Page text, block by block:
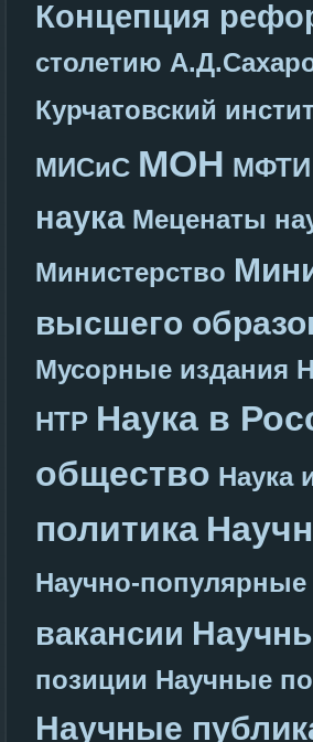
Концепция
столетию
Курчатовский
МИСиС МОН МФТИ
наука Меценаты
Министерство
высшего
Мусорные издания
НТР Наука в
общество Наука
политика
Научно-
вакансии
позиции Научные
Научные